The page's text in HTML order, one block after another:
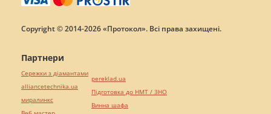
Copyright © 2014-2026 «Протокол». Всі права захищені.
Партнери
Сережки з діамантами
alliancetechnika.ua
миралинкс
pereklad.ua
Підготовка до НМТ / ЗНО
Винна шафа